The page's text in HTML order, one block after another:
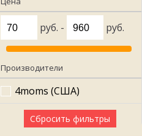
руб. - руб.
Производители
4moms (США)
Сбросить фильтры